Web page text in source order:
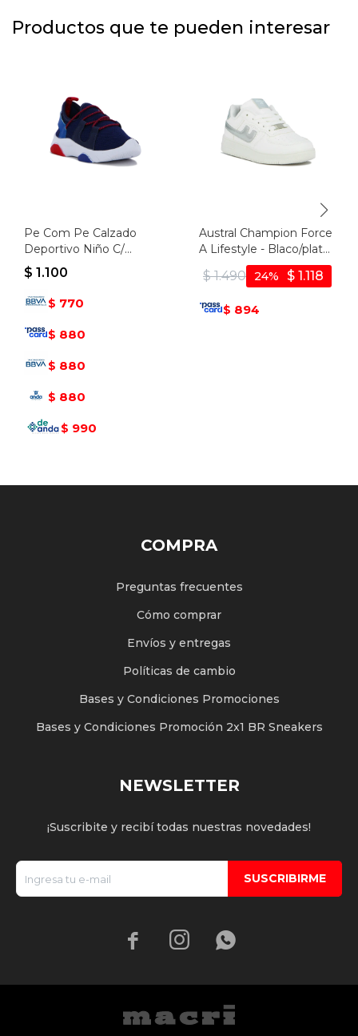
Productos que te pueden interesar
Pe Com Pe Calzado
Deportivo Niño C/
Elastico - Marino -
Marino
$ 1.100
$ 770
$ 880
$ 880
$ 880
$ 990
Austral Champion Force
A Lifestyle - Blaco/plata
- Blanco-plata
$ 1.490 $ 1.118
24
$ 894
COMPRA
Preguntas frecuentes
Cómo comprar
Envíos y entregas
Políticas de cambio
Bases y Condiciones Promociones
Bases y Condiciones Promoción 2x1 BR Sneakers
NEWSLETTER
¡Suscribite y recibí todas nuestras novedades!
SUSCRIBIRME
  